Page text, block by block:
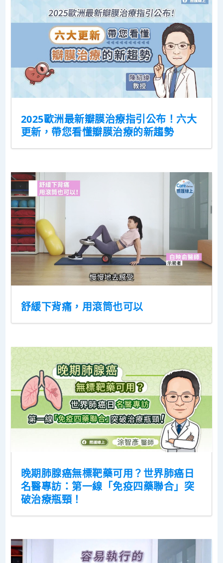
2025歐洲最新瓣膜治療指引公布！六大
更新，帶您看懂瓣膜治療的新趨勢
舒緩下背痛，用滾筒也可以
晚期肺腺癌無標靶藥可用？世界肺癌日
名醫專訪：第一線「免疫四藥聯合」突
破治療瓶頸！